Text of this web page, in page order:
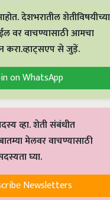
देशभरातील शेतीविषयीच्या
वर वाचण्यासाठी आमचा
करा.व्हाट्सएप से जुड़ें.
on WhatsApp
व्हा. शेती संबंधीत
मेलवर वाचण्यासाठी
घ्या.
Newsletters